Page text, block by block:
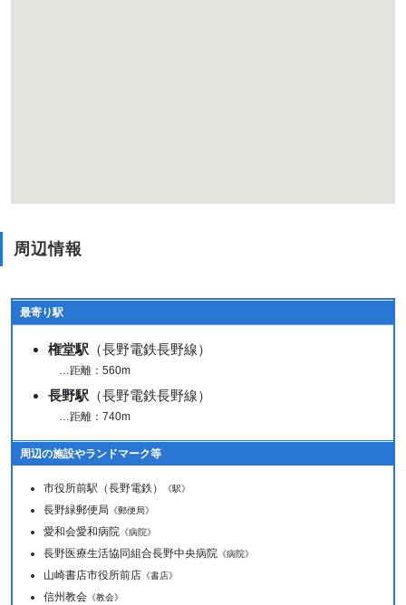
周辺情報
最寄り駅
権堂駅 （長野電鉄長野線）
…距離：560m
長野駅 （長野電鉄長野線）
…距離：740m
周辺の施設やランドマーク等
市役所前駅（長野電鉄） 《駅》
長野緑郵便局 《郵便局》
愛和会愛和病院 《病院》
長野医療生活協同組合長野中央病院 《病院》
山崎書店市役所前店 《書店》
信州教会 《教会》